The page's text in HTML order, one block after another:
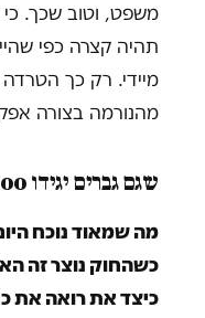
משפט, וטוב שכך. כי
תהיה קצרה כפי
מיידי. רק כך
מהנורמה בצורה
שגם גברים יגידו MeToo
כשהחוק נוצר זה
כיצד את רואה את